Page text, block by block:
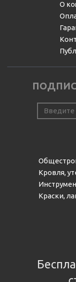
О
Кровля,
Краски,